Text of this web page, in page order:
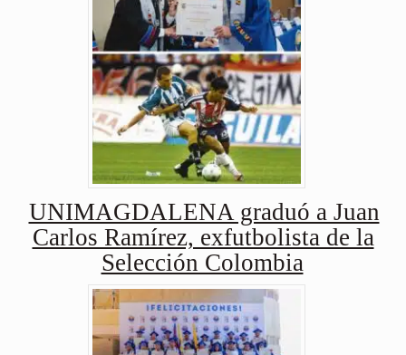
UNIMAGDALENA graduó a Juan
Carlos Ramírez, exfutbolista de la
Selección Colombia